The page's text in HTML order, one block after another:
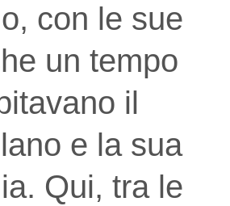
con le sue
un tempo
il
e la sua
Qui, tra le